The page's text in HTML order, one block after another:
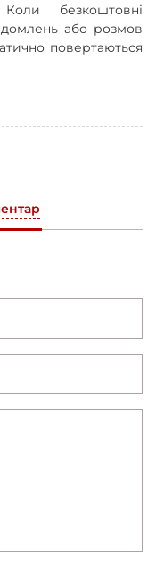
безкоштовні
або розмов
повертаються